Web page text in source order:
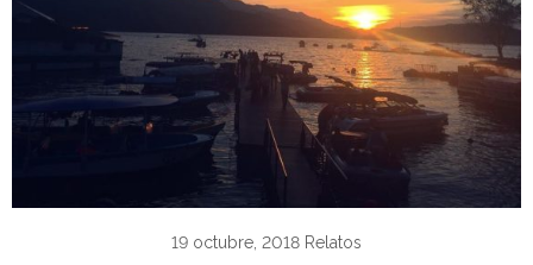
19 octubre, 2018 Relatos